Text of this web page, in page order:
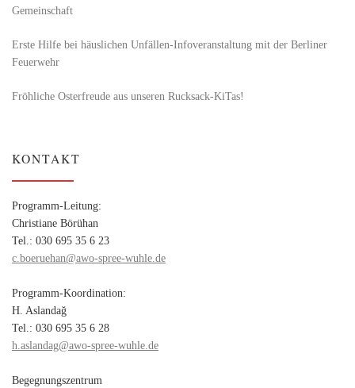
Gemeinschaft
Erste Hilfe bei häuslichen Unfällen-Infoveranstaltung mit der Berliner
Feuerwehr
Fröhliche Osterfreude aus unseren Rucksack-KiTas!
KONTAKT
Programm-Leitung:
Christiane Börühan
Tel.: 030 695 35 6 23
c.boeruehan@awo-spree-wuhle.de
Programm-Koordination:
H. Aslandağ
Tel.: 030 695 35 6 28
h.aslandag@awo-spree-wuhle.de
Begegnungszentrum